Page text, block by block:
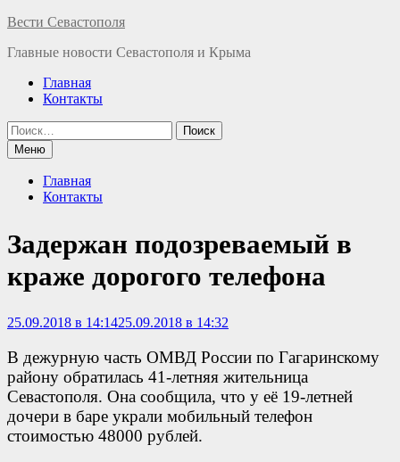
Перейти
содержимому
Вести Севастополя
Главные новости Севастополя и Крыма
Главная
Контакты
Найти:
Меню
Главная
Контакты
Задержан подозреваемый в
краже дорогого телефона
25.09.2018 в 14:1425.09.2018 в 14:32
В дежурную часть ОМВД России по Гагаринскому
району обратилась 41-летняя жительница
Севастополя. Она сообщила, что у её 19-летней
дочери в баре украли мобильный телефон
стоимостью 48000 рублей.